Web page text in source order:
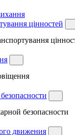
цінностей
безопасности
движения